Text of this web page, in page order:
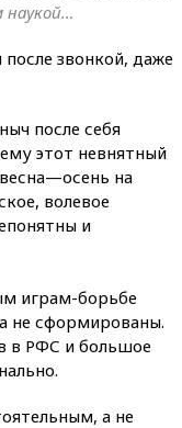
наукой…
звонкой, даже
после себя
этот невнятный
на
волевое
и
играм-борьбе
не сформированы.
в РФС и большое
а не